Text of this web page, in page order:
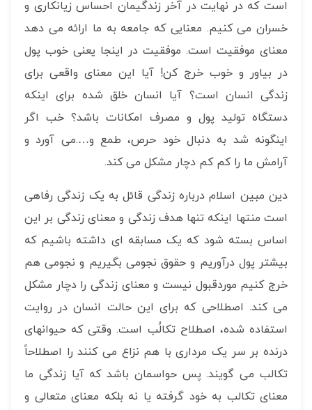
است که در نهایت در آخر زندگیمان احساس زیانکاری و
خسران می کنیم. معنایی که جامعه به ما ارائه می دهد
معنای موفقیت است. موفقیت در اینجا یعنی خوب پول
در بیاور و خوب خرج کن! آیا این معنای واقعی برای
زندگی انسان است؟ آیا انسان خلق شده برای اینکه
دستگاه تولید پول و مصرف امکانات باشد؟ خب اگر
اینگونه شد به دنبال خود حرص، طمع و….می آورد و
آرامش ما را کم کم دچار مشکل می کند.
دین مبین اسلام درباره زندگی قائل به یک زندگی رفاهی
است منتها اینکه تنها هدف زندگی و معنای زندگی بر این
اساس بسته شود که یک مسابقه ای داشته باشیم که
بیشتر پول درآوریم و حقوق نجومی بگیریم و نجومی هم
خرج کنیم موردقبول نیست و معنای زندگی را دچار مشکل
می کند. اصطلاحی که برای این حالت انسان در روایت
استفاده شده، اصطلاح تکالُب است. وقتی که حیوانهای
درنده بر سر یک مرداری با هم نزاع می کنند را اصطلاحاً
تکالب می گویند. پس حواسمان باشد که آیا زندگی ما
معنای تکالب به خود گرفته یا نه بلکه معنای متعالی و